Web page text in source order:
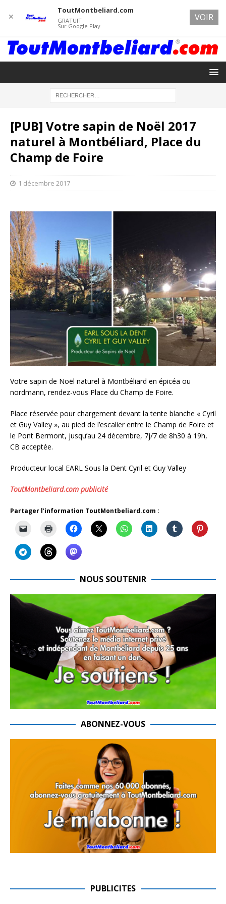
[PUB] Votre sapin de Noël 2017
naturel à Montbéliard, Place du
Champ de Foire
1 décembre 2017
Votre sapin de Noël naturel à Montbéliard en épicéa ou
nordmann, rendez-vous Place du Champ de Foire.
Place réservée pour chargement devant la tente blanche « Cyril
et Guy Valley », au pied de l’escalier entre le Champ de Foire et
le Pont Bermont, jusqu’au 24 décembre, 7j/7 de 8h30 à 19h,
CB acceptée.
Producteur local EARL Sous la Dent Cyril et Guy Valley
ToutMontbeliard.com publicité
Partager l'information ToutMontbeliard.com :
NOUS SOUTENIR
ABONNEZ-VOUS
PUBLICITES
✕
ToutMontbeliard.com
GRATUIT
Sur Google Play
VOIR